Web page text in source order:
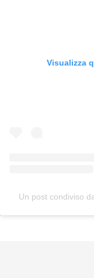
Visualizza
Un post condiviso